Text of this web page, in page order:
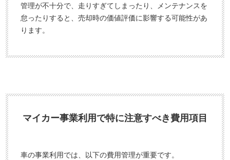
管理が不十分で、走りすぎてしまったり、メンテナンスを
怠ったりすると、売却時の価値評価に影響する可能性があ
ります。
マイカー事業利用で特に注意すべき費用項目
車の事業利用では、以下の費用管理が重要です。